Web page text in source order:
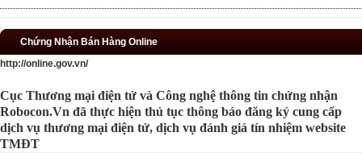
Chứng Nhận Bán Hàng Online
http://online.gov.vn/
Cục Thương mại điện tử và Công nghệ thông tin chứng nhận
Robocon.Vn đã thực hiện thủ tục thông báo đăng ký cung cấp
dịch vụ thương mại điện tử, dịch vụ đánh giá tín nhiệm website
TMĐT